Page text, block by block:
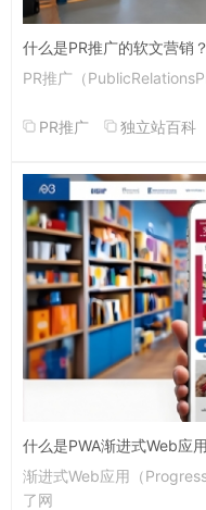
什么是PR推广的软文营销？
PR推广（
PR推广 独立站百科
什么是PWA渐进式Web应
渐进式Web应用（
了网